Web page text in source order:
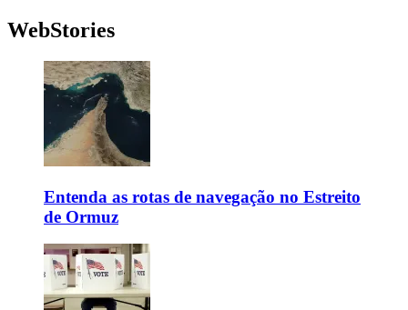
WebStories
Entenda as rotas de navegação no Estreito
de Ormuz